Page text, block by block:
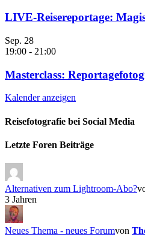
LIVE-Reisereportage:
Sep. 28
19:00 - 21:00
Masterclass:
Kalender anzeigen
Reisefotografie bei Social Media
Facebook
Instagram
Letzte Foren Beiträge
Alternativen zum Lightroom-Abo?
3 Jahren
Neues Thema - neues Forumvon